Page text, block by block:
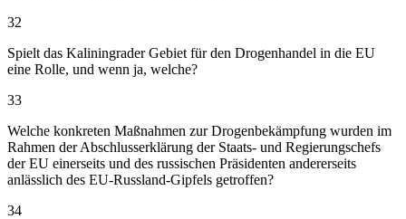
32
Spielt das Kaliningrader Gebiet für den Drogenhandel in die EU
eine Rolle, und wenn ja, welche?
33
Welche konkreten Maßnahmen zur Drogenbekämpfung wurden im
Rahmen der Abschlusserklärung der Staats- und Regierungschefs
der EU einerseits und des russischen Präsidenten andererseits
anlässlich des EU-Russland-Gipfels getroffen?
34